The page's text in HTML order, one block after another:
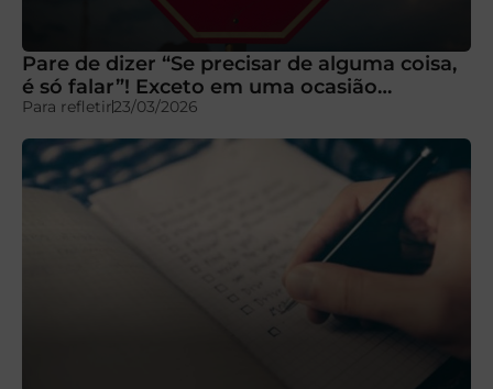
Pare de dizer “Se precisar de alguma coisa,
é só falar”! Exceto em uma ocasião…
Para refletir23/03/2026